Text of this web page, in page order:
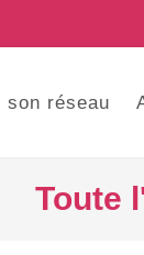
son réseau
Toute